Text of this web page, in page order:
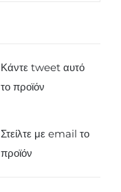
Κάντε tweet αυτό
το προϊόν
Στείλτε με email το
προϊόν